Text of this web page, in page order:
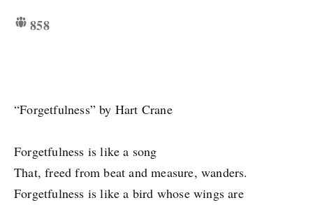
858
“Forgetfulness” by Hart Crane
Forgetfulness is like a song
That, freed from beat and measure, wanders.
Forgetfulness is like a bird whose wings are